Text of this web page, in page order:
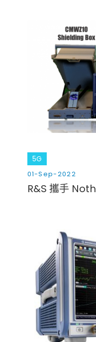
5G
01-Sep-2022